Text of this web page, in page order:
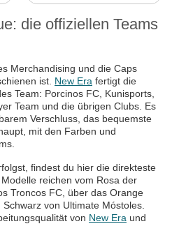
die offiziellen Teams
Merchandising und die Caps
ist. New Era fertigt die
Team: Porcinos FC, Kunisports,
Team und die übrigen Clubs. Es
Verschluss, das bequemste
mit den Farben und
findest du hier die direkteste
reichen vom Rosa der
Troncos FC, über das Orange
von Ultimate Móstoles.
von New Era und